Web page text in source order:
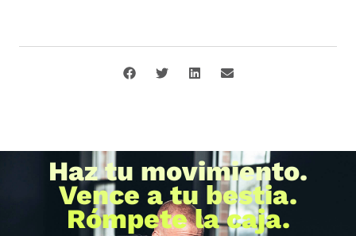
Haz tu movimiento.
Vence a tu bestia.
Rómpete la caja.